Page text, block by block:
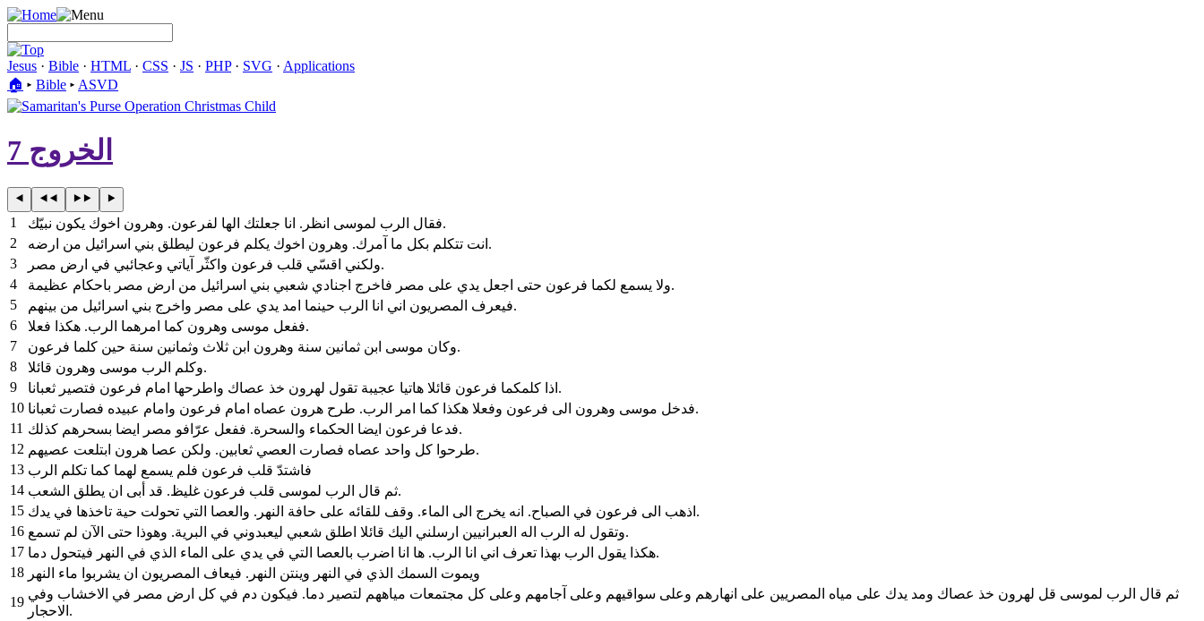
Jesus · Bible · HTML · CSS · JS · PHP· SVG · Applications
🏠︎ ▸ Bible ▸ ASVD
الخروج 7
1
فقال الرب لموسى انظر. انا جعلتك الها لفرعون. وهرون اخوك يكون نبيّك.
2
انت تتكلم بكل ما آمرك. وهرون اخوك يكلم فرعون ليطلق بني اسرائيل من ارضه.
3
ولكني اقسّي قلب فرعون واكثّر آياتي وعجائبي في ارض مصر.
4
ولا يسمع لكما فرعون حتى اجعل يدي على مصر فاخرج اجنادي شعبي بني اسرائيل من ارض مصر باحكام عظيمة.
5
فيعرف المصريون اني انا الرب حينما امد يدي على مصر واخرج بني اسرائيل من بينهم.
6
ففعل موسى وهرون كما امرهما الرب. هكذا فعلا.
7
وكان موسى ابن ثمانين سنة وهرون ابن ثلاث وثمانين سنة حين كلما فرعون.
8
وكلم الرب موسى وهرون قائلا.
9
اذا كلمكما فرعون قائلا هاتيا عجيبة تقول لهرون خذ عصاك واطرحها امام فرعون فتصير ثعبانا.
10
فدخل موسى وهرون الى فرعون وفعلا هكذا كما امر الرب. طرح هرون عصاه امام فرعون وامام عبيده فصارت ثعبانا.
11
فدعا فرعون ايضا الحكماء والسحرة. ففعل عرّافو مصر ايضا بسحرهم كذلك.
12
طرحوا كل واحد عصاه فصارت العصي ثعابين. ولكن عصا هرون ابتلعت عصيهم.
13 فاشتدّ قلب فرعون فلم يسمع لهما كما تكلم الرب
14
ثم قال الرب لموسى قلب فرعون غليظ. قد أبى ان يطلق الشعب.
15
اذهب الى فرعون في الصباح. انه يخرج الى الماء. وقف للقائه على حافة النهر. والعصا التي تحولت حية تاخذها في يدك.
16
وتقول له الرب اله العبرانيين ارسلني اليك قائلا اطلق شعبي ليعبدوني في البرية. وهوذا حتى الآن لم تسمع.
17
هكذا يقول الرب بهذا تعرف اني انا الرب. ها انا اضرب بالعصا التي في يدي على الماء الذي في النهر فيتحول دما.
18 ويموت السمك الذي في النهر وينتن النهر. فيعاف المصريون ان يشربوا ماء النهر
19
ثم قال الرب لموسى قل لهرون خذ عصاك ومد يدك على مياه المصريين على انهارهم وعلى سواقيهم وعلى آجامهم وعلى كل مجتمعات مياههم لتصير دما. فيكون دم في كل ارض مصر في الاخشاب وفي
الاحجار.